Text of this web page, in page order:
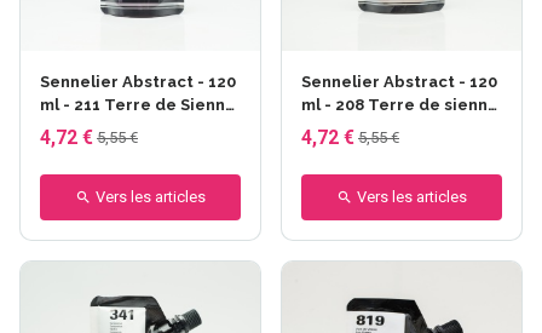
Sennelier Abstract - 120
ml - 211 Terre de Sienne
brûlée
4,72 € 5,55 €
Vers les articles
Sennelier Abstract - 120
ml - 208 Terre de sienne
naturelle
4,72 € 5,55 €
Vers les articles